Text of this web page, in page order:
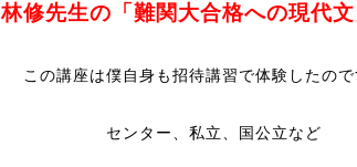
林修先生の「難関大合格への現代文
この講座は僕自身も招待講習で体験したので
センター、私立、国公立など